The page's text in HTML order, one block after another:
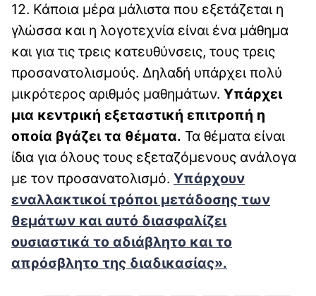
12. Κάποια μέρα μάλιστα που εξετάζεται η
γλώσσα και η λογοτεχνία είναι ένα μάθημα
και για τις τρεις κατευθύνσεις, τους τρεις
προσανατολισμούς. Δηλαδή υπάρχει πολύ
μικρότερος αριθμός μαθημάτων. Υπάρχει
μια κεντρική εξεταστική επιτροπή η
οποία βγάζει τα θέματα. Τα θέματα είναι
ίδια για όλους τους εξεταζόμενους ανάλογα
με τον προσανατολισμό. Υπάρχουν
εναλλακτικοί τρόποι μετάδοσης των
θεμάτων και αυτό διασφαλίζει
ουσιαστικά το αδιάβλητο και το
απρόσβλητο της διαδικασίας».